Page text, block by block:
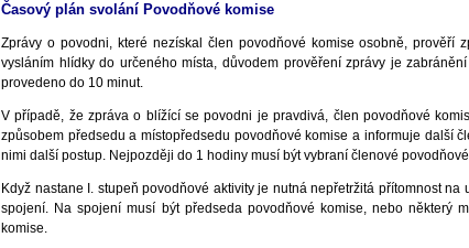
Časový plán svolání Povodňové komise
Zprávy o povodni, které nezískal člen povodňové komise osobně, prověří
vysláním hlídky do určeného místa, důvodem prověření zprávy je
provedeno do 10 minut.
V případě, že zpráva o blížící se povodni je pravdivá, člen povodňové
způsobem předsedu a místopředsedu povodňové komise a informuje další
nimi další postup. Nejpozději do 1 hodiny musí být vybraní členové
Když nastane I. stupeň povodňové aktivity je nutná nepřetržitá přítomnost
spojení. Na spojení musí být předseda povodňové komise, nebo některý
komise.